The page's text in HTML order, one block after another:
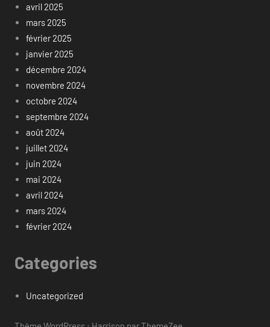
avril 2025
mars 2025
février 2025
janvier 2025
décembre 2024
novembre 2024
octobre 2024
septembre 2024
août 2024
juillet 2024
juin 2024
mai 2024
avril 2024
mars 2024
février 2024
Categories
Uncategorized